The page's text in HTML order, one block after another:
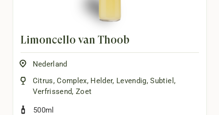
Limoncello van Thoob
Nederland
Citrus,Complex, Helder, Levendig,Subtiel ,
Verfrissend, Zoet
500ml